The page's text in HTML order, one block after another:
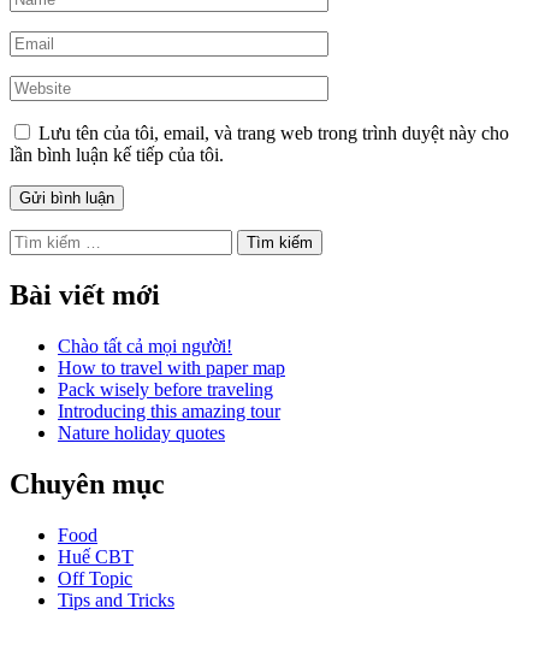
Lưu tên của tôi, email, và trang web trong trình duyệt này cho
lần bình luận kế tiếp của tôi.
Tìm
kiếm
cho:
Bài viết mới
Chào tất cả mọi người!
How to travel with paper map
Pack wisely before traveling
Introducing this amazing tour
Nature holiday quotes
Chuyên mục
Food
Huế CBT
Off Topic
Tips and Tricks